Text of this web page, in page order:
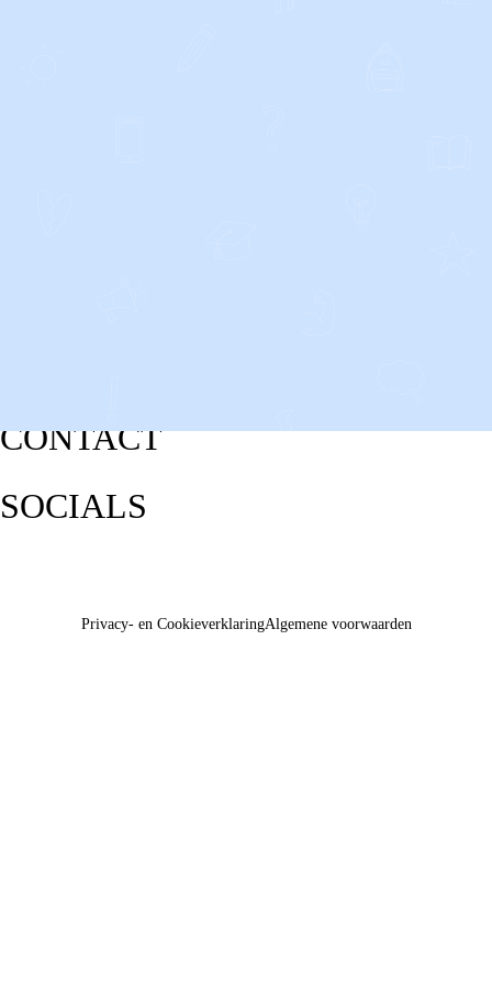
CONTACT
SOCIALS
Privacy- en CookieverklaringAlgemene voorwaarden